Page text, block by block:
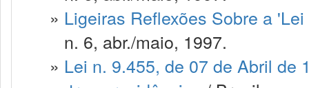
» Ligeiras Reflexões Sobre a
n. 6, abr./maio, 1997.
» Lei n. 9.455, de 07 de Abril de